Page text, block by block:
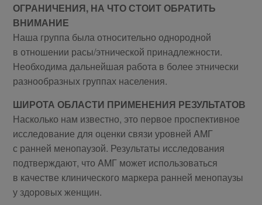
ОГРАНИЧЕНИЯ, НА ЧТО СТОИТ ОБРАТИТЬ
ВНИМАНИЕ
Наша группа была относительно однородной
в отношении расы/этнической принадлежности.
Необходима дальнейшая работа в более этнически
разнообразных группах населения.
ШИРОТА ОБЛАСТИ ПРИМЕНЕНИЯ РЕЗУЛЬТАТОВ
Насколько нам известно, это первое проспективное
исследование для оценки связи уровней AMГ
с ранней менопаузой. Результаты исследования
подтверждают, что AMГ может использоваться
в качестве клинического маркера ранней менопаузы
у здоровых женщин.